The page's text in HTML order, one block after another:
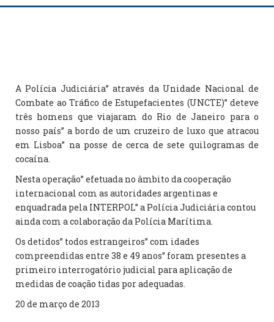
A Polícia Judiciária” através da Unidade Nacional de
Combate ao Tráfico de Estupefacientes (UNCTE)” deteve
três homens que viajaram do Rio de Janeiro para o
nosso país” a bordo de um cruzeiro de luxo que atracou
em Lisboa” na posse de cerca de sete quilogramas de
cocaína.
Nesta operação” efetuada no âmbito da cooperação
internacional com as autoridades argentinas e
enquadrada pela INTERPOL” a Polícia Judiciária contou
ainda com a colaboração da Polícia Marítima.
Os detidos” todos estrangeiros” com idades
compreendidas entre 38 e 49 anos” foram presentes a
primeiro interrogatório judicial para aplicação de
medidas de coação tidas por adequadas.
20 de março de 2013